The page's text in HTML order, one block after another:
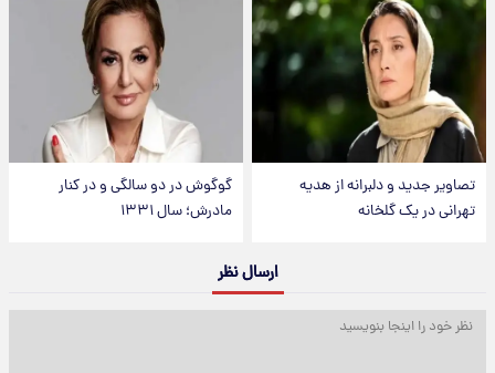
تصاویر جدید و دلبرانه از هدیه
تهرانی در یک گلخانه
گوگوش در دو سالگی و در کنار
مادرش؛ سال ۱۳۳۱
ارسال نظر